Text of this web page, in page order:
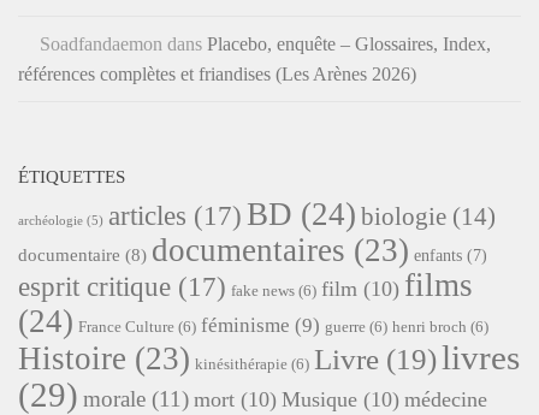
Soadfandaemon dans Placebo, enquête – Glossaires, Index,
références complètes et friandises (Les Arènes 2026)
ÉTIQUETTES
archéologie (5) articles (17) BD (24) biologie (14)
documentaire (8) documentaires (23) enfants (7)
esprit critique (17) fake news (6) film (10) films
(24) France Culture (6) féminisme (9) guerre (6) henri broch (6)
Histoire (23) kinésithérapie (6) Livre (19)livres
(29) morale (11) mort (10) Musique (10) médecine